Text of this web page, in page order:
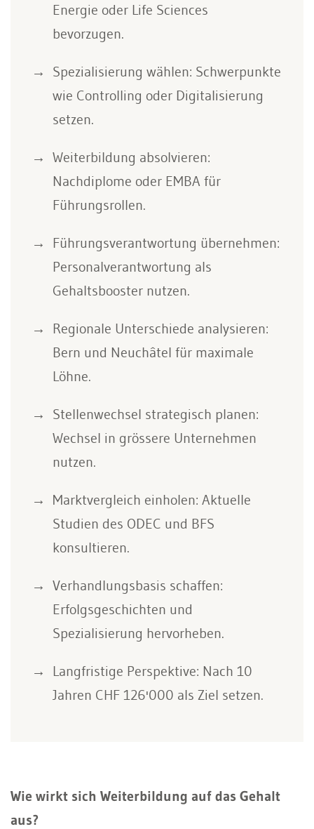
Energie oder Life Sciences
bevorzugen.
Spezialisierung wählen: Schwerpunkte
wie Controlling oder Digitalisierung
setzen.
Weiterbildung absolvieren:
Nachdiplome oder EMBA für
Führungsrollen.
Führungsverantwortung übernehmen:
Personalverantwortung als
Gehaltsbooster nutzen.
Regionale Unterschiede analysieren:
Bern und Neuchâtel für maximale
Löhne.
Stellenwechsel strategisch planen:
Wechsel in grössere Unternehmen
nutzen.
Marktvergleich einholen: Aktuelle
Studien des ODEC und BFS
konsultieren.
Verhandlungsbasis schaffen:
Erfolgsgeschichten und
Spezialisierung hervorheben.
Langfristige Perspektive: Nach 10
Jahren CHF 126'000 als Ziel setzen.
Wie wirkt sich Weiterbildung auf das Gehalt
aus?